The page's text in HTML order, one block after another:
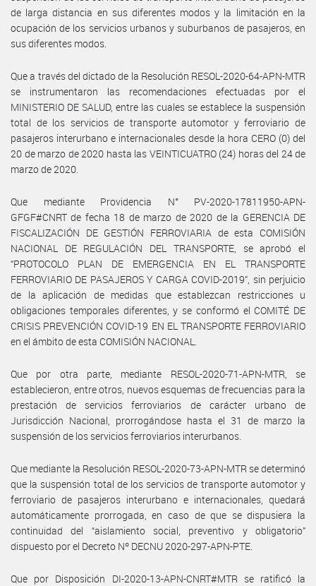
de larga distancia en sus diferentes modos y la limitación en la
ocupación de los servicios urbanos y suburbanos de pasajeros, en
sus diferentes modos.
Que a través del dictado de la Resolución RESOL-2020-64-APN-MTR
se instrumentaron las recomendaciones efectuadas por el
MINISTERIO DE SALUD, entre las cuales se establece la suspensión
total de los servicios de transporte automotor y ferroviario de
pasajeros interurbano e internacionales desde la hora CERO (0) del
20 de marzo de 2020 hasta las VEINTICUATRO (24) horas del 24 de
marzo de 2020.
Que mediante Providencia N° PV-2020-17811950-APN-
GFGF#CNRT de fecha 18 de marzo de 2020 de la GERENCIA DE
FISCALIZACIÓN DE GESTIÓN FERROVIARIA de esta COMISIÓN
NACIONAL DE REGULACIÓN DEL TRANSPORTE, se aprobó el
“PROTOCOLO PLAN DE EMERGENCIA EN EL TRANSPORTE
FERROVIARIO DE PASAJEROS Y CARGA COVID-2019”, sin perjuicio
de la aplicación de medidas que establezcan restricciones u
obligaciones temporales diferentes, y se conformó el COMITÉ DE
CRISIS PREVENCIÓN COVID-19 EN EL TRANSPORTE FERROVIARIO
en el ámbito de esta COMISIÓN NACIONAL.
Que por otra parte, mediante RESOL-2020-71-APN-MTR, se
establecieron, entre otros, nuevos esquemas de frecuencias para la
prestación de servicios ferroviarios de carácter urbano de
Jurisdicción Nacional, prorrogándose hasta el 31 de marzo la
suspensión de los servicios ferroviarios interurbanos.
Que mediante la Resolución RESOL-2020-73-APN-MTR se determinó
que la suspensión total de los servicios de transporte automotor y
ferroviario de pasajeros interurbano e internacionales, quedará
automáticamente prorrogada, en caso de que se dispusiera la
continuidad del “aislamiento social, preventivo y obligatorio”
dispuesto por el Decreto Nº DECNU 2020-297-APN-PTE.
Que por Disposición DI-2020-13-APN-CNRT#MTR se ratificó la